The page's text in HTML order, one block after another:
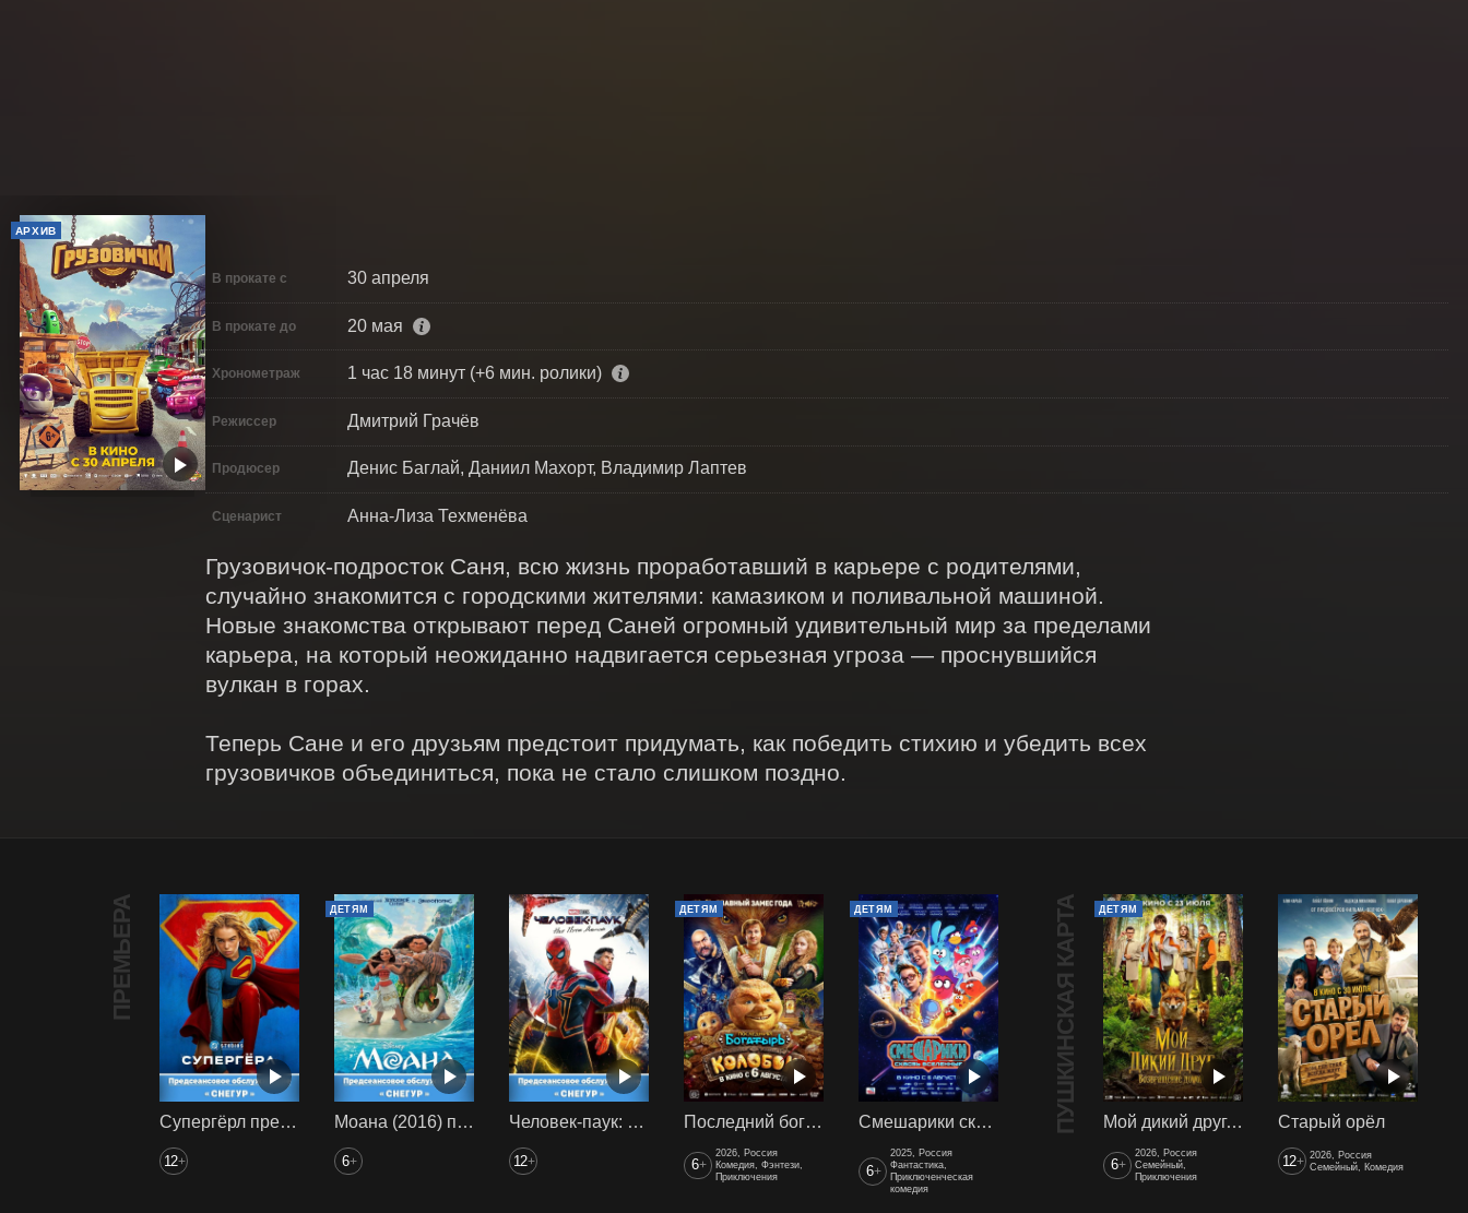
АРХИВ
В прокате с 30 апреля
В прокате до 20 мая
Хронометраж 1 час 18 минут (+6 мин. ролики)
Режиссер Дмитрий Грачёв
Продюсер Денис Баглай, Даниил Махорт, Владимир Лаптев
Сценарист Анна-Лиза Техменёва
Грузовичок-подросток Саня, всю жизнь проработавший в карьере с родителями,
случайно знакомится с городскими жителями: камазиком и поливальной машиной.
Новые знакомства открывают перед Саней огромный удивительный мир за пределами
карьера, на который неожиданно надвигается серьезная угроза — проснувшийся
вулкан в горах.
Теперь Сане и его друзьям предстоит придумать, как победить стихию и убедить всех
грузовичков объединиться, пока не стало слишком поздно.
ПРЕМЬЕРА
Супергёрл предс. обсл. Снегур
12+
ДЕТЯМ
Моана (2016) предс. обсл. Снегур
6+
Человек-паук: Нет пути домой (2021) предс. обсл. Снегур
12+
ДЕТЯМ
Последний богатырь. Колобок
6+
2026, Россия
Комедия, Фэнтези,
Приключения
ДЕТЯМ
Смешарики сквозь вселенные
6+
2025, Россия
Фантастика,
Приключенческая
комедия
ПУШКИНСКАЯ КАРТА ДЕТЯМ
Мой дикий друг. Возвращение домой
6+
2026, Россия
Семейный,
Приключения
Старый орёл
12+ 2026, Россия
Семейный, Комедия